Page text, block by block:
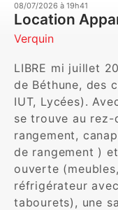
08/07/2026 à 19h41
Location
Verquin
LIBRE mi juillet
de Béthune, des
IUT, Lycées).
se trouve au rez-
rangement,
de rangement )
ouverte
réfrigérateur
tabourets), une